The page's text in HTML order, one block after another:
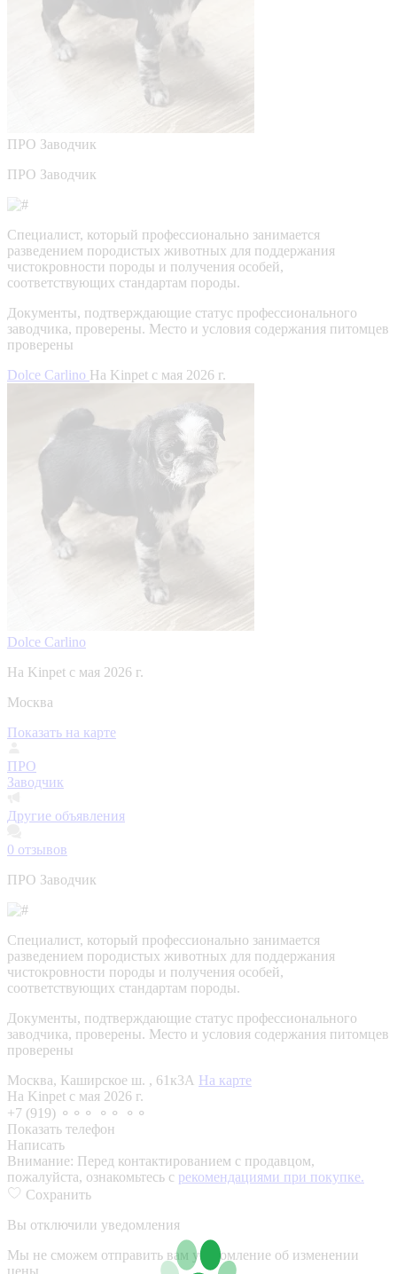
ПРО Заводчик
ПРО Заводчик
Специалист, который профессионально занимается
разведением породистых животных для поддержания
чистокровности породы и получения особей,
соответствующих стандартам породы.
Документы, подтверждающие статус профессионального
заводчика, проверены. Место и условия содержания питомцев
проверены
Dolce Carlino На Kinpet c мая 2026 г.
Dolce Carlino
На Kinpet c мая 2026 г.
Москва
Показать на карте
ПРО
Заводчик
Другие объявления
0 отзывов
ПРО Заводчик
Специалист, который профессионально занимается
разведением породистых животных для поддержания
чистокровности породы и получения особей,
соответствующих стандартам породы.
Документы, подтверждающие статус профессионального
заводчика, проверены. Место и условия содержания питомцев
проверены
Москва, Каширское ш. , 61к3А На карте
На Kinpet c мая 2026 г.
+7 (919) ⚬⚬⚬ ⚬⚬ ⚬⚬
Показать телефон
Написать
Внимание: Перед контактированием с продавцом,
пожалуйста, ознакомьтесь с рекомендациями при покупке.
Сохранить
Вы отключили уведомления
Мы не сможем отправить вам уведомление об изменении
цены